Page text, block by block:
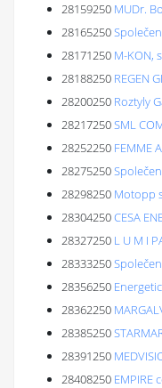
28159250 MUDr.
28165250
28171250 M-KON,
28188250 REGEN
28200250 Roztyly
28217250SML
28252250 FEMME
28275250
28298250 Motopp
28304250CESA
28327250 L U M I
28333250
28356250
28362250
28385250
28391250
28408250 EMPIRE